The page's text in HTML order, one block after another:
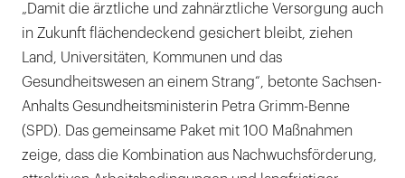
„Damit die ärztliche und zahnärztliche Versorgung auch
in Zukunft flächendeckend gesichert bleibt, ziehen
Land, Universitäten, Kommunen und das
Gesundheitswesen an einem Strang“, betonte Sachsen-
Anhalts Gesundheitsministerin Petra Grimm-Benne
(SPD). Das gemeinsame Paket mit 100 Maßnahmen
zeige, dass die Kombination aus Nachwuchsförderung,